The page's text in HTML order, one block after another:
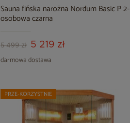
Sauna fińska narożna Nordum Basic P 2-
osobowa czarna
5 499 zł 5 219 zł
darmowa dostawa
PRZE-KORZYSTNIE